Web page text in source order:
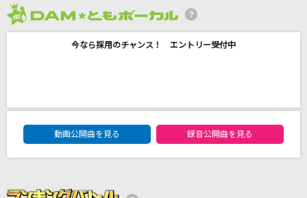
[生音]時の流れに身をまかせ
今なら採用のチャンス！ エントリー受付中
DAM★ともボーカルエントリーランキング
動画公開曲を見る
録音公開曲を見る